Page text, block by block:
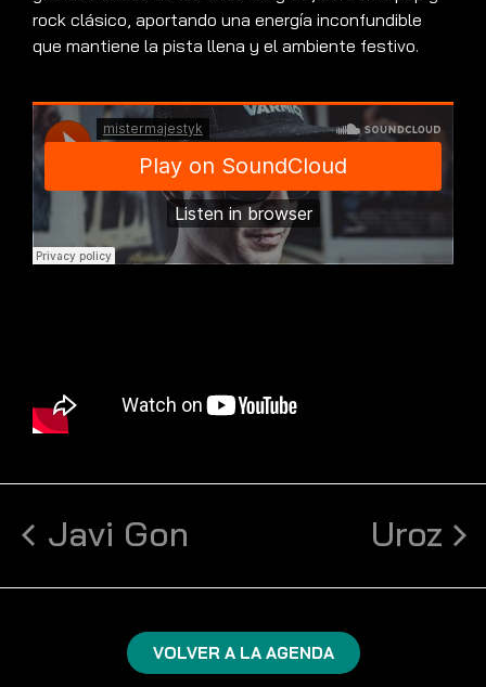
rock clásico, aportando una energía inconfundible
que mantiene la pista llena y el ambiente festivo.
Javi Gon Uroz
VOLVER A LA AGENDA